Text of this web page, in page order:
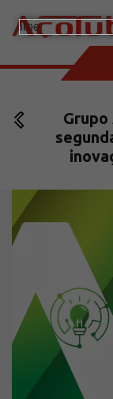
ESPAÇO DO CLIENTE
Barras de Aço
Conexões e
Aços
Soluções
Incotep –
Calculadora
Download
Solicite um
Sobre a Açotubo